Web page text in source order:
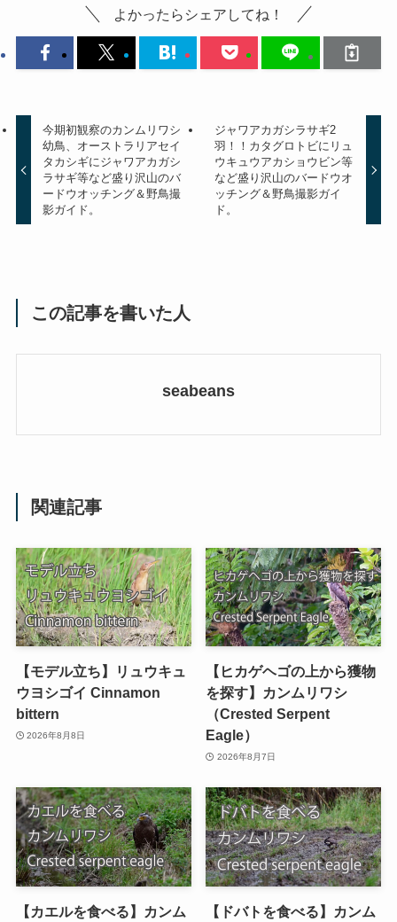
よかったらシェアしてね！
今期初観察のカンムリワシ
幼鳥、オーストラリアセイ
タカシギにジャワアカガシ
ラサギ等など盛り沢山のバ
ードウオッチング＆野鳥撮
影ガイド。
ジャワアカガシラサギ2
羽！！カタグロトビにリュ
ウキュウアカショウビン等
など盛り沢山のバードウオ
ッチング＆野鳥撮影ガイ
ド。
この記事を書いた人
seabeans
関連記事
【モデル立ち】リュウキュ
ウヨシゴイ Cinnamon
bittern
2026年8月8日
【ヒカゲヘゴの上から獲物
を探す】カンムリワシ
（Crested Serpent
Eagle）
2026年8月7日
【カエルを食べる】カンム
【ドバトを食べる】カンム